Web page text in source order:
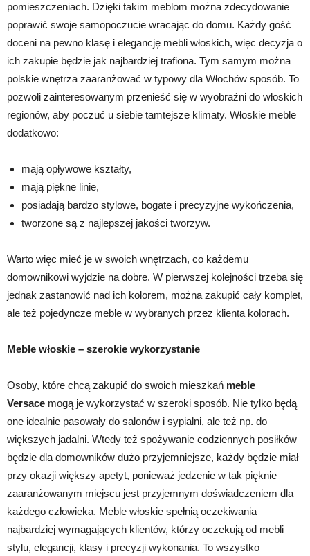
pomieszczeniach. Dzięki takim meblom można zdecydowanie
poprawić swoje samopoczucie wracając do domu. Każdy gość
doceni na pewno klasę i elegancję mebli włoskich, więc decyzja o
ich zakupie będzie jak najbardziej trafiona. Tym samym można
polskie wnętrza zaaranżować w typowy dla Włochów sposób. To
pozwoli zainteresowanym przenieść się w wyobraźni do włoskich
regionów, aby poczuć u siebie tamtejsze klimaty. Włoskie meble
dodatkowo:
mają opływowe kształty,
mają piękne linie,
posiadają bardzo stylowe, bogate i precyzyjne wykończenia,
tworzone są z najlepszej jakości tworzyw.
Warto więc mieć je w swoich wnętrzach, co każdemu
domownikowi wyjdzie na dobre. W pierwszej kolejności trzeba się
jednak zastanowić nad ich kolorem, można zakupić cały komplet,
ale też pojedyncze meble w wybranych przez klienta kolorach.
Meble włoskie – szerokie wykorzystanie
Osoby, które chcą zakupić do swoich mieszkań meble
Versace mogą je wykorzystać w szeroki sposób. Nie tylko będą
one idealnie pasowały do salonów i sypialni, ale też np. do
większych jadalni. Wtedy też spożywanie codziennych posiłków
będzie dla domowników dużo przyjemniejsze, każdy będzie miał
przy okazji większy apetyt, ponieważ jedzenie w tak pięknie
zaaranżowanym miejscu jest przyjemnym doświadczeniem dla
każdego człowieka. Meble włoskie spełnią oczekiwania
najbardziej wymagających klientów, którzy oczekują od mebli
stylu, elegancji, klasy i precyzji wykonania. To wszystko